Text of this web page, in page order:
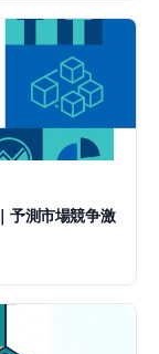
予測市場競争激